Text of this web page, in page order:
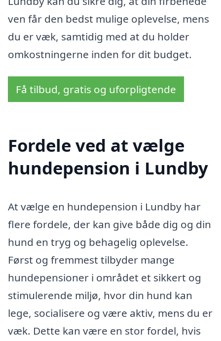
ven får den bedst mulige oplevelse, mens
du er væk, samtidig med at du holder
omkostningerne inden for dit budget.
Få tilbud, gratis og uforpligtende
Fordele ved at vælge
hundepension i Lundby
At vælge en hundepension i Lundby har
flere fordele, der kan give både dig og din
hund en tryg og behagelig oplevelse.
Først og fremmest tilbyder mange
hundepensioner i området et sikkert og
stimulerende miljø, hvor din hund kan
lege, socialisere og være aktiv, mens du er
væk. Dette kan være en stor fordel, hvis